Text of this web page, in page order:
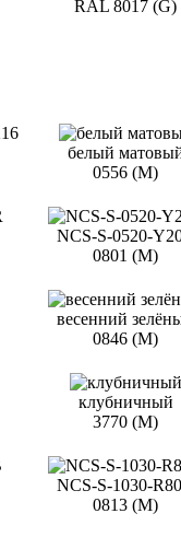
RAL 8017 (G)
белый
0556 (M)
NCS-S-0520-
0801 (M)
весенний
0846 (M)
клубничный
3770 (M)
NCS-S-1030-
0813 (M)